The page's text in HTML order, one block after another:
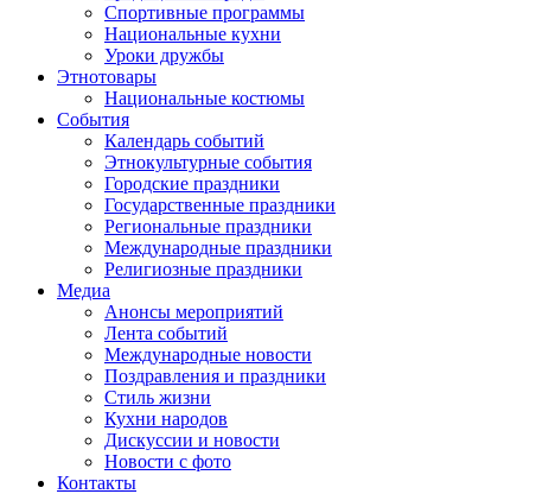
Спортивные программы
Национальные кухни
Уроки дружбы
Этнотовары
Национальные костюмы
События
Календарь событий
Этнокультурные события
Городские праздники
Государственные праздники
Региональные праздники
Международные праздники
Религиозные праздники
Медиа
Анонсы мероприятий
Лента событий
Международные новости
Поздравления и праздники
Cтиль жизни
Кухни народов
Дискуссии и новости
Новости с фото
Контакты